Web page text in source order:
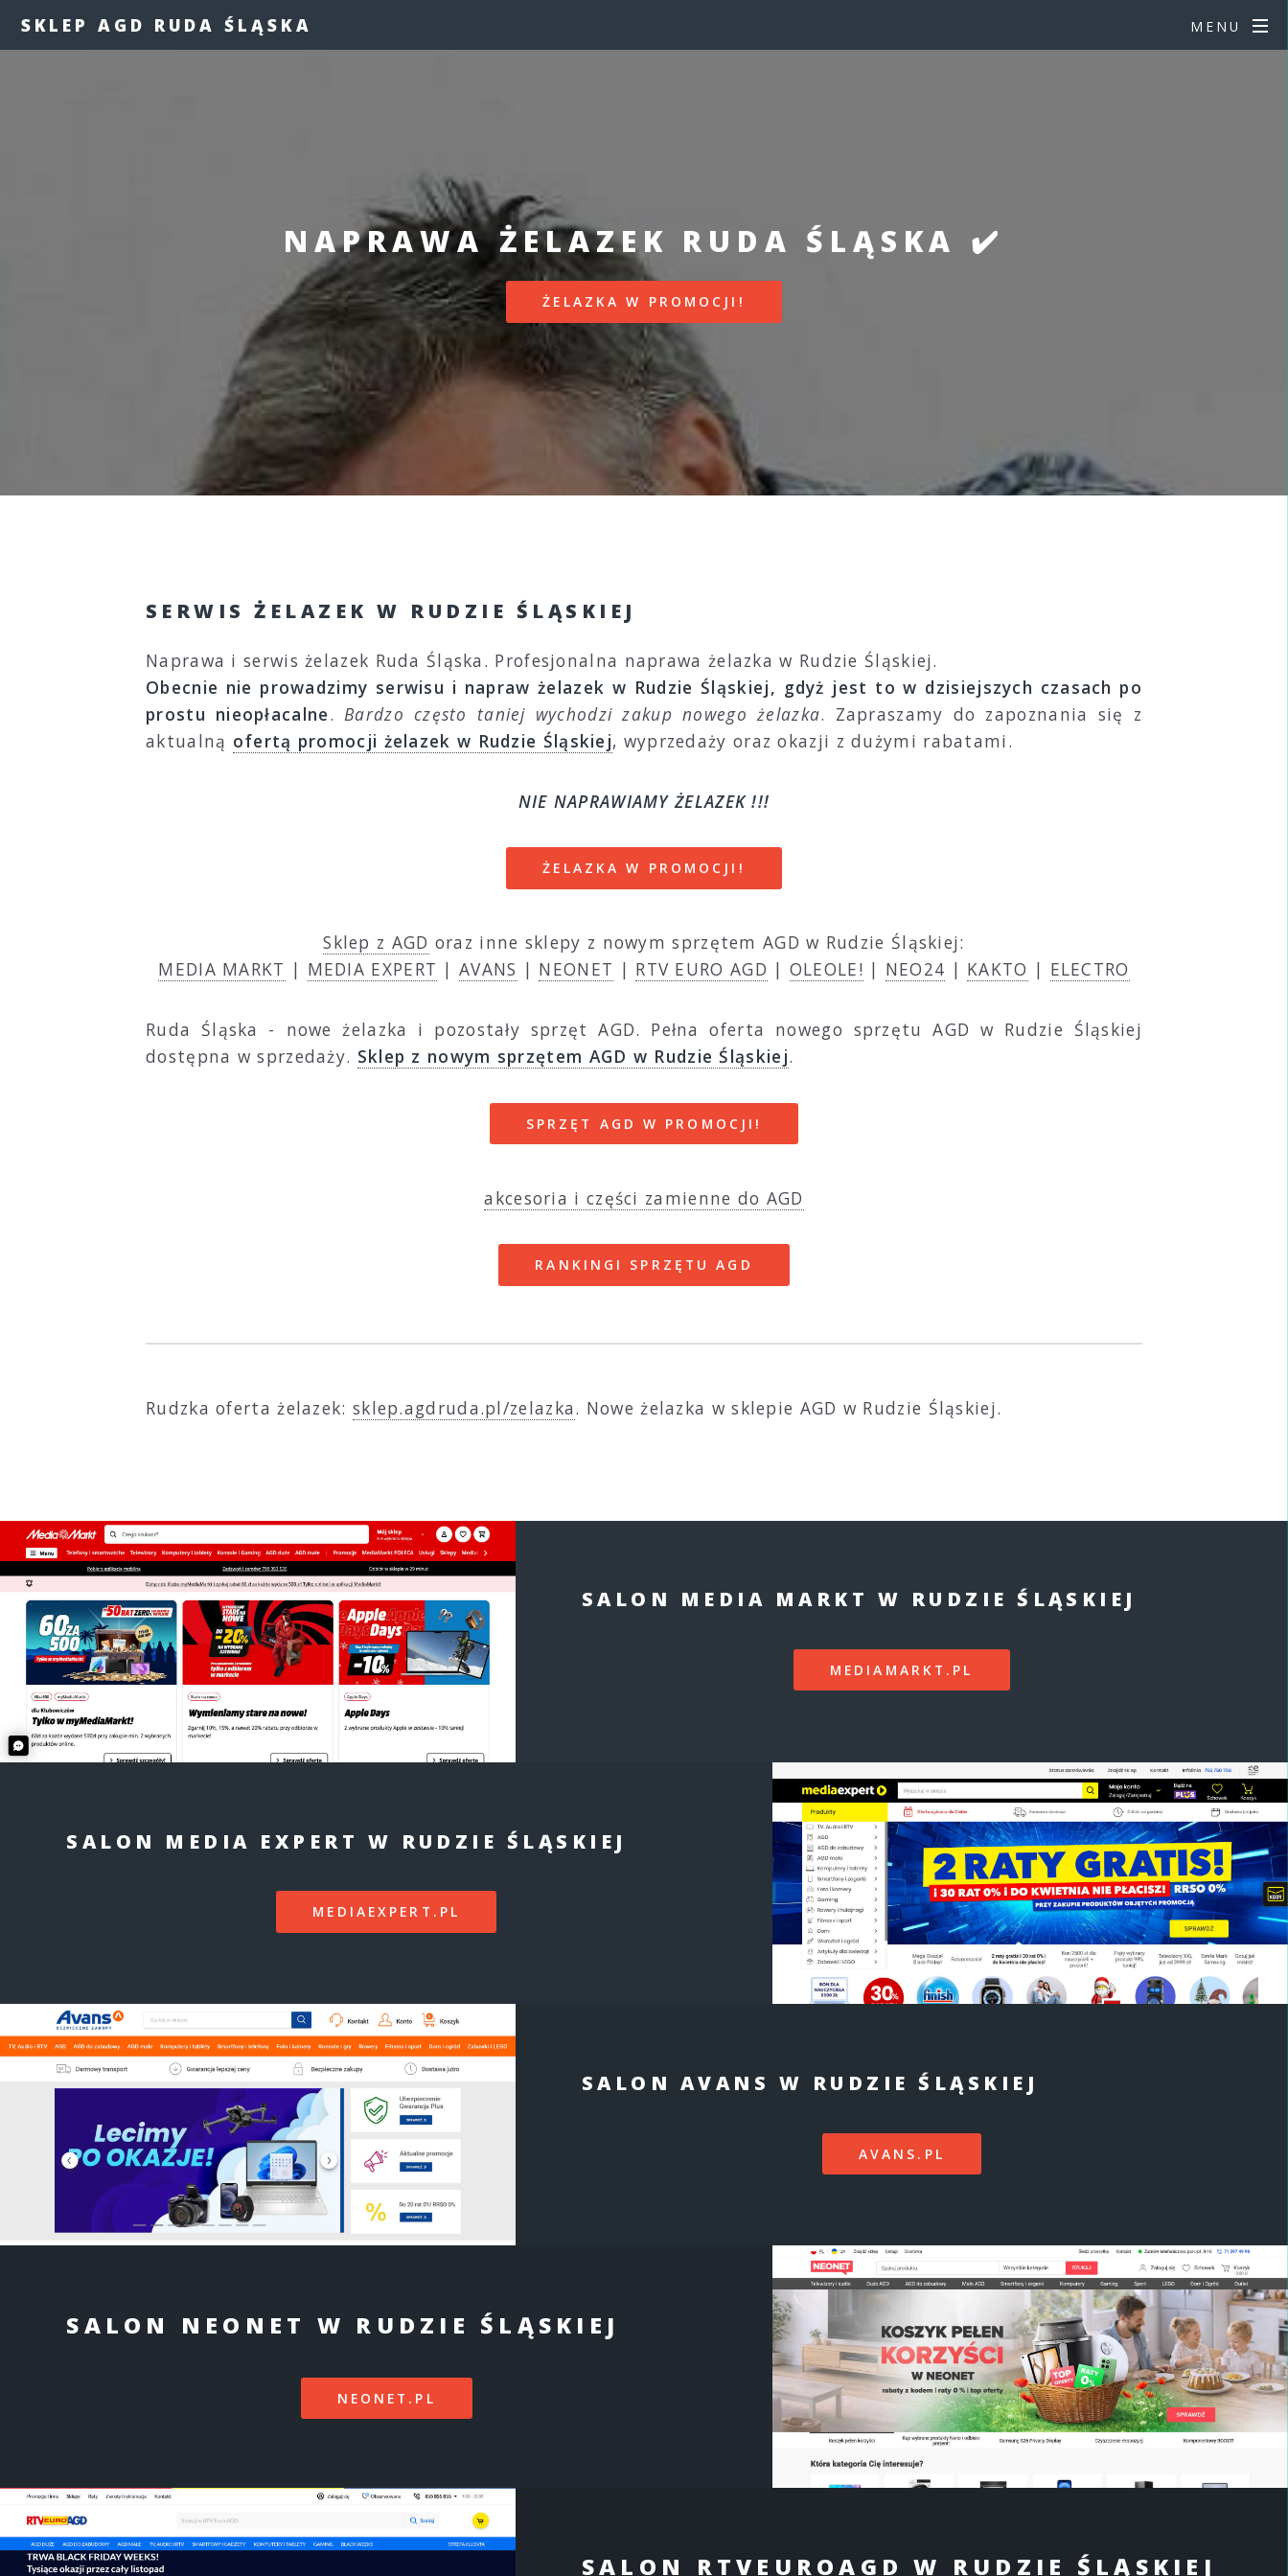
SKLEP AGD RUDA ŚLĄSKA MENU
NAPRAWA ŻELAZEK RUDA ŚLĄSKA ✔️
ŻELAZKA W PROMOCJI!
SERWIS ŻELAZEK W RUDZIE ŚLĄSKIEJ
Naprawa i serwis żelazek Ruda Śląska. Profesjonalna naprawa żelazka w Rudzie Śląskiej.
Obecnie nie prowadzimy serwisu i napraw żelazek w Rudzie Śląskiej, gdyż jest to w dzisiejszych czasach po
prostu nieopłacalne.Bardzo często taniej wychodzi zakup nowego żelazka. Zapraszamy do zapoznania się z
aktualną ofertą promocji żelazek w Rudzie Śląskiej, wyprzedaży oraz okazji z dużymi rabatami.
NIE NAPRAWIAMY ŻELAZEK !!!
ŻELAZKA W PROMOCJI!
Sklep z AGD oraz inne sklepy z nowym sprzętem AGD w Rudzie Śląskiej:
MEDIA MARKT | MEDIA EXPERT |AVANS | NEONET | RTV EURO AGD | OLEOLE! | NEO24 | KAKTO | ELECTRO
Ruda Śląska - nowe żelazka i pozostały sprzęt AGD. Pełna oferta nowego sprzętu AGD w Rudzie Śląskiej
dostępna w sprzedaży. Sklep z nowym sprzętem AGD w Rudzie Śląskiej.
SPRZĘT AGD W PROMOCJI!
akcesoria i części zamienne do AGD
RANKINGI SPRZĘTU AGD
Rudzka oferta żelazek: sklep.agdruda.pl/zelazka. Nowe żelazka w sklepie AGD w Rudzie Śląskiej.
SALON MEDIA MARKT W RUDZIE ŚLĄSKIEJ
MEDIAMARKT.PL
SALON MEDIA EXPERT W RUDZIE ŚLĄSKIEJ
MEDIAEXPERT.PL
SALON AVANS W RUDZIE ŚLĄSKIEJ
AVANS.PL
SALON NEONET W RUDZIE ŚLĄSKIEJ
NEONET.PL
SALON RTVEUROAGD W RUDZIE ŚLĄSKIEJ